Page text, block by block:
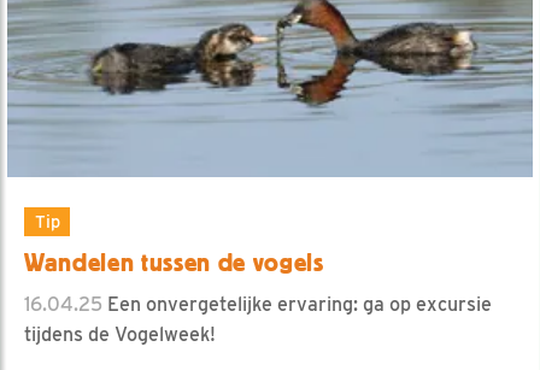
Tip
Wandelen tussen de vogels
16.04.25 Een onvergetelijke ervaring: ga op excursie
tijdens de Vogelweek!